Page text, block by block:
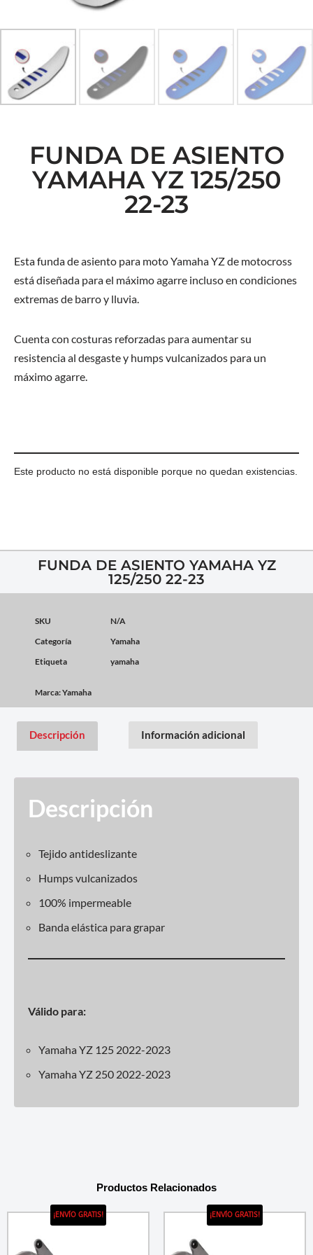
FUNDA DE ASIENTO
YAMAHA YZ 125/250
22-23
Esta funda de asiento para moto Yamaha YZ de motocross
está diseñada para el máximo agarre incluso en condiciones
extremas de barro y lluvia.
Cuenta con costuras reforzadas para aumentar su
resistencia al desgaste y humps vulcanizados para un
máximo agarre.
Este producto no está disponible porque no quedan existencias.
FUNDA DE ASIENTO YAMAHA YZ
125/250 22-23
SKU
N/A
Categoría
Yamaha
Etiqueta
yamaha
Marca:Yamaha
Descripción Información adicional
Descripción
Tejido antideslizante
Humps vulcanizados
100% impermeable
Banda elástica para grapar
Válido para:
Yamaha YZ 125 2022-2023
Yamaha YZ 250 2022-2023
Productos Relacionados
¡ENVÍO GRATIS! ¡ENVÍO GRATIS!